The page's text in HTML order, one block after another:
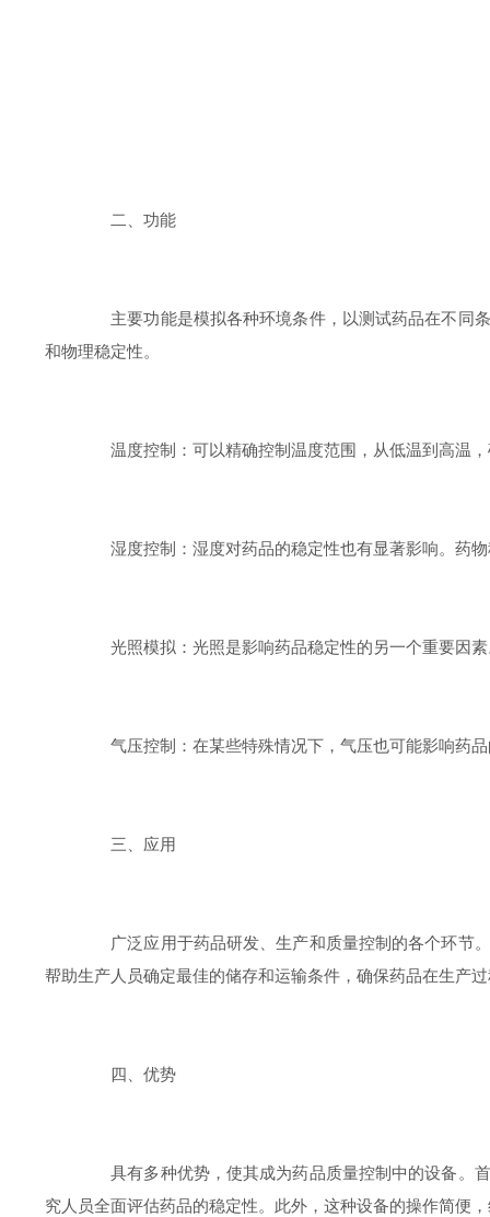
二、功能
主要功能是模拟各种环境条件，以测试药品在不同条
和物理稳定性。
温度控制：可以精确控制温度范围，从低温到高温，
湿度控制：湿度对药品的稳定性也有显著影响。药物
光照模拟：光照是影响药品稳定性的另一个重要因素
气压控制：在某些特殊情况下，气压也可能影响药品
三、应用
广泛应用于药品研发、生产和质量控制的各个环节。
帮助生产人员确定最佳的储存和运输条件，确保药品在生产
四、优势
具有多种优势，使其成为药品质量控制中的设备。首
究人员全面评估药品的稳定性。此外，这种设备的操作简便